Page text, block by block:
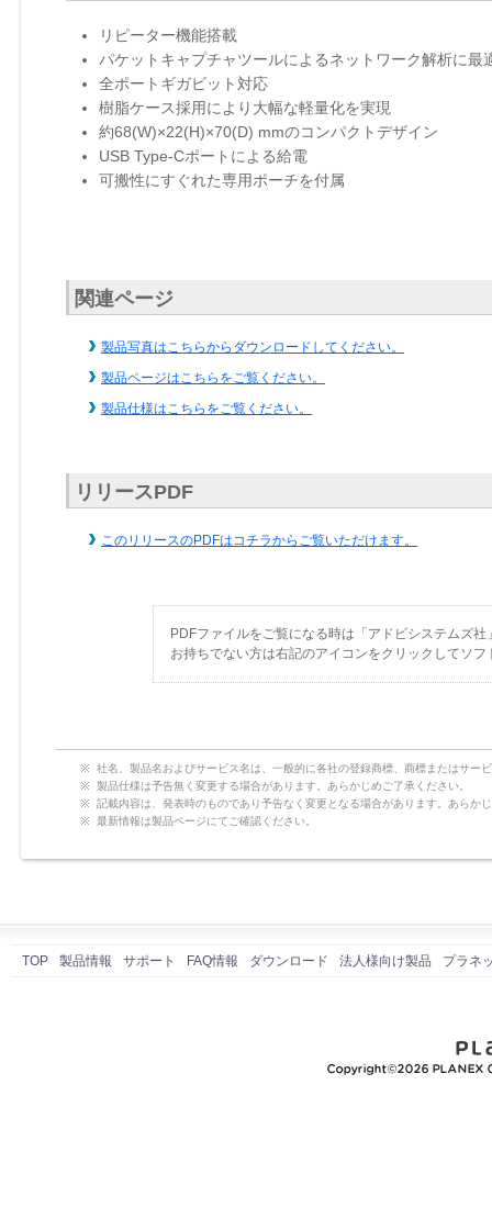
リピーター機能搭載
パケットキャプチャツールによるネットワーク解析に最
全ポートギガビット対応
樹脂ケース採用により大幅な軽量化を実現
約68(W)×22(H)×70(D) mmのコンパクトデザイン
USB Type-Cポートによる給電
可搬性にすぐれた専用ポーチを付属
関連ページ
製品写真はこちらからダウンロードしてください。
製品ページはこちらをご覧ください。
製品仕様はこちらをご覧ください。
リリースPDF
このリリースのPDFはコチラからご覧いただけます。
PDFファイルをご覧になる時は「アドビシステムズ社
お持ちでない方は右記のアイコンをクリックしてソ
社名、製品名およびサービス名は、一般的に各社の登録商標、商標またはサー
製品仕様は予告無く変更する場合があります。あらかじめご了承ください。
記載内容は、発表時のものであり予告なく変更となる場合があります。あらか
最新情報は製品ページにてご確認ください。
TOP 製品情報 サポート FAQ情報 ダウンロード 法人様向け製品 プラネ